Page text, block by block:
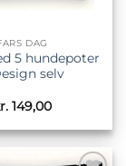
DAG
5 hundepoter
selv
149,00